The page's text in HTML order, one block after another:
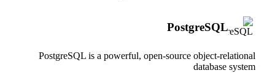
PostgreSQL
PostgreSQL is a powerful, open-source object-relational
database system